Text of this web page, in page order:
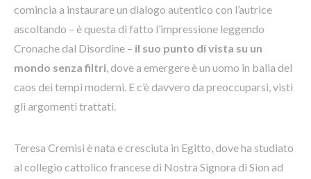
comincia a instaurare un dialogo autentico con l’autrice
ascoltando – è questa di fatto l’impressione leggendo
Cronache dal Disordine – il suo punto di vista su un
mondo senza filtri , dove a emergere è un uomo in balia del
caos dei tempi moderni. E c’è davvero da preoccuparsi, visti
gli argomenti trattati.
Teresa Cremisi è nata e cresciuta in Egitto, dove ha studiato
al collegio cattolico francese di Nostra Signora di Sion ad